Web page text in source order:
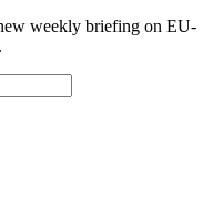
weekly briefing on EU-